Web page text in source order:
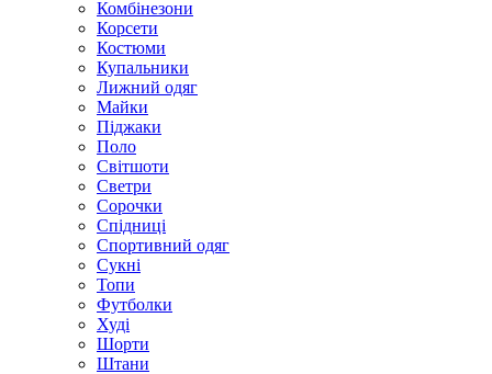
Комбінезони
Корсети
Костюми
Купальники
Лижний одяг
Майки
Піджаки
Поло
Світшоти
Светри
Сорочки
Спідниці
Спортивний одяг
Сукні
Топи
Футболки
Худі
Шорти
Штани